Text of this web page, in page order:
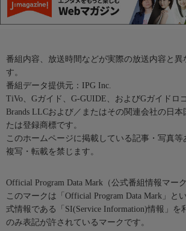
番組内容、放送時間などが実際の放送内容と異
す。
番組データ提供元：IPG Inc.
TiVo、Gガイド、G-GUIDE、およびGガイドロ
Brands LLCおよび／またはその関連会社の日本
たは登録商標です。
このホームページに掲載している記事・写真
複写・転載を禁じます。
Official Program Data Mark（公式番組情報マーク
このマークは「Official Program Data Mark」と
式情報である「SI(Service Information)情報」を
のみ表記が許されているマークです。